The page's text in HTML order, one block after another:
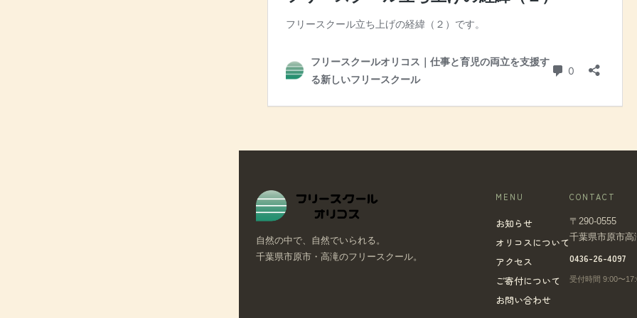
自然の中で、自然でいられる。
千葉県市原市・高滝のフリースクール。
MENU
お知らせ
オリコスについて
アクセス
ご寄付について
お問い合わせ
CONTACT
〒290-0555
千葉県市原市高
0436-26-4097
受付時間 9:00〜